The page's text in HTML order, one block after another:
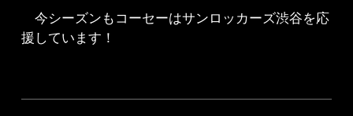
今シーズンもコーセーはサンロッカーズ渋谷を応
援しています！